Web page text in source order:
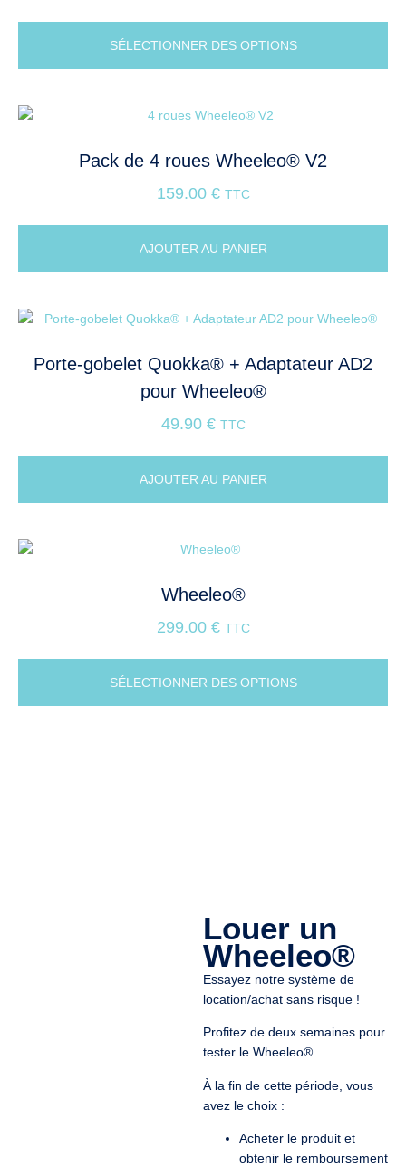
SÉLECTIONNER DES OPTIONS
Pack de 4 roues Wheeleo® V2
159.00 € TTC
AJOUTER AU PANIER
Porte-gobelet Quokka® + Adaptateur AD2
pour Wheeleo®
49.90 € TTC
AJOUTER AU PANIER
Wheeleo®
299.00 € TTC
SÉLECTIONNER DES OPTIONS
Louer un
Wheeleo®
Essayez notre système de
location/achat sans risque !
Profitez de deux semaines pour
tester le Wheeleo®.
À la fin de cette période, vous
avez le choix :
Acheter le produit et
obtenir le remboursement